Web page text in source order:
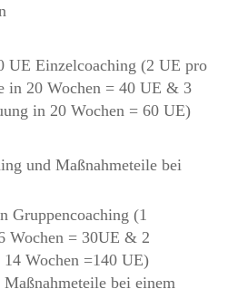
UE Einzelcoaching (2 UE pro
in 20 Wochen = 40 UE & 3
in 20 Wochen = 60 UE)
und Maßnahmeteile bei
Gruppencoaching (1
Wochen = 30UE & 2
Wochen =140 UE)
bei einem